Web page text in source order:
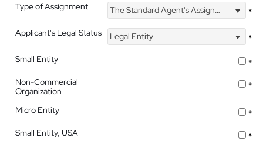
Type of Assignment The Standard Agent's Assignment
*
Applicant's Legal Status
Legal Entity
*
Small Entity
*
Non-Commercial
Organization
*
Micro Entity
*
Small Entity, USA
*